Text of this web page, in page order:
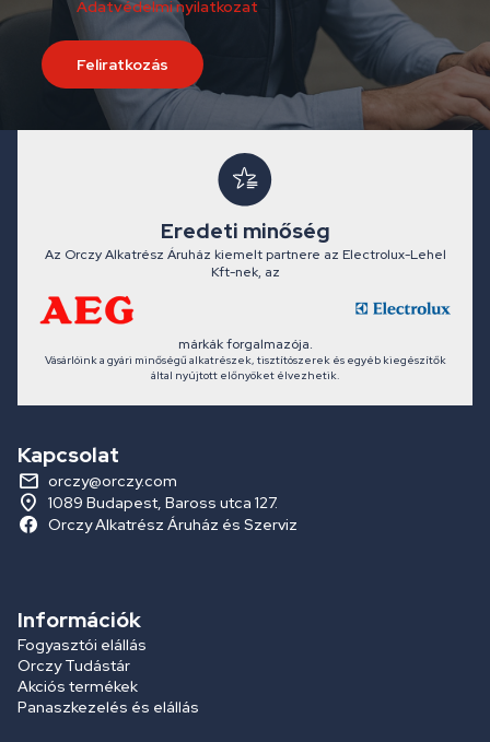
Adatvédelmi nyilatkozat
Feliratkozás
Eredeti minőség
Az Orczy Alkatrész Áruház kiemelt partnere az Electrolux-Lehel
Kft-nek, az
márkák forgalmazója.
Vásárlóink a gyári minőségű alkatrészek, tisztítószerek és egyéb kiegészítők
által nyújtott előnyöket élvezhetik.
Kapcsolat
orczy@orczy.com
1089 Budapest, Baross utca 127.
Orczy Alkatrész Áruház és Szerviz
Információk
Fogyasztói elállás
Orczy Tudástár
Akciós termékek
Panaszkezelés és elállás